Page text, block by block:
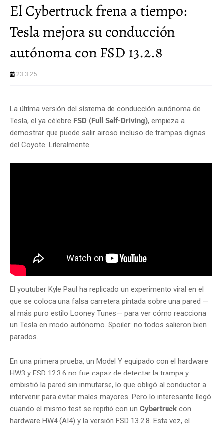
El Cybertruck frena a tiempo:
Tesla mejora su conducción
autónoma con FSD 13.2.8
23.3.25
La última versión del sistema de conducción autónoma de
Tesla, el ya célebre FSD (Full Self-Driving), empieza a
demostrar que puede salir airoso incluso de trampas dignas
del Coyote. Literalmente.
El youtuber Kyle Paul ha replicado un experimento viral en el
que se coloca una falsa carretera pintada sobre una pared —
al más puro estilo Looney Tunes— para ver cómo reacciona
un Tesla en modo autónomo. Spoiler: no todos salieron bien
parados.
En una primera prueba, un Model Y equipado con el hardware
HW3 y FSD 12.3.6 no fue capaz de detectar la trampa y
embistió la pared sin inmutarse, lo que obligó al conductor a
intervenir para evitar males mayores. Pero lo interesante llegó
cuando el mismo test se repitió con un Cybertruck con
hardware HW4 (AI4) y la versión FSD 13.2.8. Esta vez, el